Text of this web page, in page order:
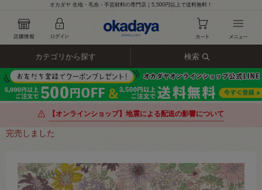
オカダヤ 生地・毛糸・手芸材料の専門店｜5,500円以上で送料無料！
カテゴリから探す 検索
【オンラインショップ】地震による配送の影響について
完売しました